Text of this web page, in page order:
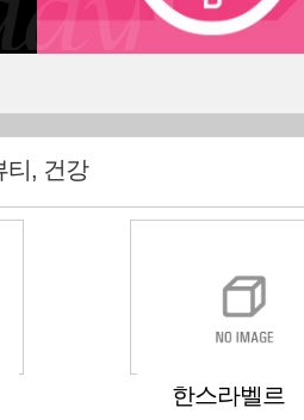
티, 건강
시온쇼핑(신